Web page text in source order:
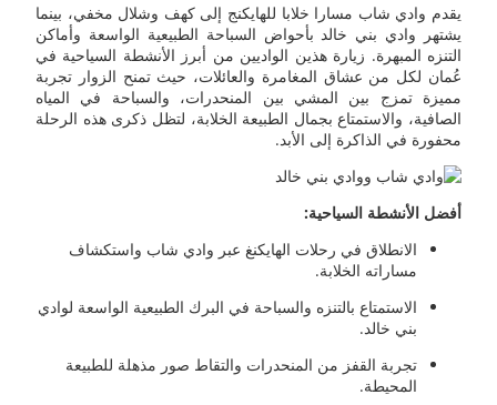
يقدم وادي شاب مسارا خلابا للهايكنج إلى كهف وشلال مخفي، بينما
يشتهر وادي بني خالد بأحواض السباحة الطبيعية الواسعة وأماكن
التنزه المبهرة. زيارة هذين الواديين من أبرز الأنشطة السياحية في
عُمان لكل من عشاق المغامرة والعائلات، حيث تمنح الزوار تجربة
مميزة تمزج بين المشي بين المنحدرات، والسباحة في المياه
الصافية، والاستمتاع بجمال الطبيعة الخلابة، لتظل ذكرى هذه الرحلة
محفورة في الذاكرة إلى الأبد.
أفضل الأنشطة السياحية:
الانطلاق في رحلات الهايكنغ عبر وادي شاب واستكشاف
مساراته الخلابة.
الاستمتاع بالتنزه والسباحة في البرك الطبيعية الواسعة لوادي
بني خالد.
تجربة القفز من المنحدرات والتقاط صور مذهلة للطبيعة
المحيطة.